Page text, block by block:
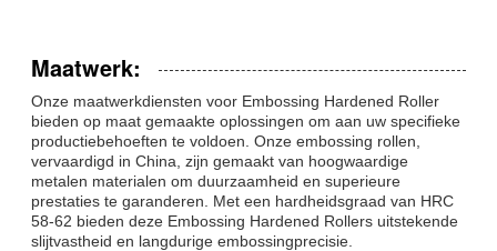
Maatwerk:
Onze maatwerkdiensten voor Embossing Hardened Roller
bieden op maat gemaakte oplossingen om aan uw specifieke
productiebehoeften te voldoen. Onze embossing rollen,
vervaardigd in China, zijn gemaakt van hoogwaardige
metalen materialen om duurzaamheid en superieure
prestaties te garanderen. Met een hardheidsgraad van HRC
58-62 bieden deze Embossing Hardened Rollers uitstekende
slijtvastheid en langdurige embossingprecisie.